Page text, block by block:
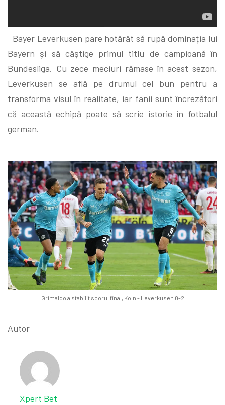
Bayer Leverkusen pare hotărât să rupă dominația lui
Bayern și să câștige primul titlu de campioană în
Bundesliga. Cu zece meciuri rămase în acest sezon,
Leverkusen se află pe drumul cel bun pentru a
transforma visul în realitate, iar fanii sunt încrezători
că această echipă poate să scrie istorie în fotbalul
german.
Grimaldo a stabilit scorul final, Koln - Leverkusen 0-2
Autor
Xpert Bet